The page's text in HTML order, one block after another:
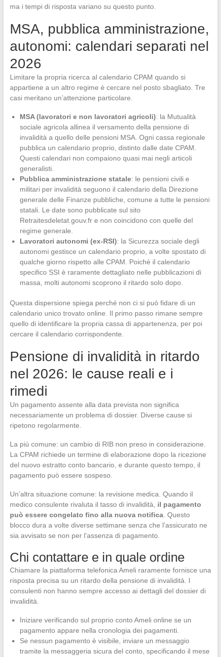
ma i tempi di risposta variano su questo punto.
MSA, pubblica amministrazione,
autonomi: calendari separati nel
2026
Limitare la propria ricerca al calendario CPAM quando si
appartiene a un altro regime è cercare nel posto sbagliato. Tre
casi meritano un’attenzione particolare.
MSA (lavoratori e non lavoratori agricoli): la Mutualità
sociale agricola allinea il versamento della pensione di
invalidità a quello delle pensioni MSA. Ogni cassa regionale
pubblica un calendario proprio, distinto dalle date CPAM.
Questi calendari non compaiono quasi mai negli articoli
generalisti.
Pubblica amministrazione statale: le pensioni civili e
militari per invalidità seguono il calendario della Direzione
generale delle Finanze pubbliche, comune a tutte le pensioni
statali. Le date sono pubblicate sul sito
Retraitesdeletat.gouv.fr e non coincidono con quelle del
regime generale.
Lavoratori autonomi (ex-RSI): la Sicurezza sociale degli
autonomi gestisce un calendario proprio, a volte spostato di
qualche giorno rispetto alle CPAM. Poiché il calendario
specifico SSI è raramente dettagliato nelle pubblicazioni di
massa, molti autonomi scoprono il ritardo solo dopo.
Questa dispersione spiega perché non ci si può fidare di un
calendario unico trovato online. Il primo passo rimane sempre
quello di identificare la propria cassa di appartenenza, per poi
cercare il calendario corrispondente.
Pensione di invalidità in ritardo
nel 2026: le cause reali e i
rimedi
Un pagamento assente alla data prevista non significa
necessariamente un problema di dossier. Diverse cause si
ripetono regolarmente.
La più comune: un cambio di RIB non preso in considerazione.
La CPAM richiede un termine di elaborazione dopo la ricezione
del nuovo estratto conto bancario, e durante questo tempo, il
pagamento può essere sospeso.
Un’altra situazione comune: la revisione medica. Quando il
medico consulente rivaluta il tasso di invalidità, il pagamento
può essere congelato fino alla nuova notifica. Questo
blocco dura a volte diverse settimane senza che l’assicurato ne
sia avvisato se non per l’assenza di pagamento.
Chi contattare e in quale ordine
Chiamare la piattaforma telefonica Ameli raramente fornisce una
risposta precisa su un ritardo della pensione di invalidità. I
consulenti non hanno sempre accesso ai dettagli del dossier di
invalidità.
Iniziare verificando sul proprio conto Ameli online se un
pagamento appare nella cronologia dei pagamenti.
Se nessun pagamento è visibile, inviare un messaggio
tramite la messaggeria sicura del conto, specificando il mese